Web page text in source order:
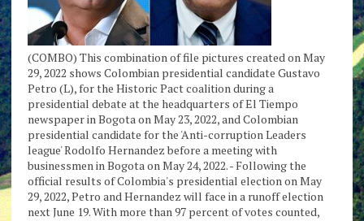
(COMBO) This combination of file pictures created on May
29, 2022 shows Colombian presidential candidate Gustavo
Petro (L), for the Historic Pact coalition during a
presidential debate at the headquarters of El Tiempo
newspaper in Bogota on May 23, 2022, and Colombian
presidential candidate for the 'Anti-corruption Leaders
league' Rodolfo Hernandez before a meeting with
businessmen in Bogota on May 24, 2022. - Following the
official results of Colombia's presidential election on May
29, 2022, Petro and Hernandez will face in a runoff election
next June 19. With more than 97 percent of votes counted,